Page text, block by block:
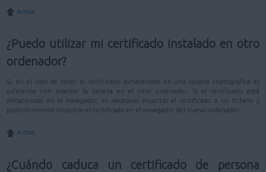
Arriba
¿Puedo utilizar mi certificado instalado en otro
ordenador?
Si, en el caso de tener el certificado almacenado en una tarjeta criptográfica es
suficiente con insertar la tarjeta en el otro ordenador. Si el certificado está
almacenado en el navegador, es necesario exportar el certificado a un fichero y
posteriormente importar el certificado en el navegador del nuevo ordenador.
Arriba
¿Cuándo caduca un certificado de persona